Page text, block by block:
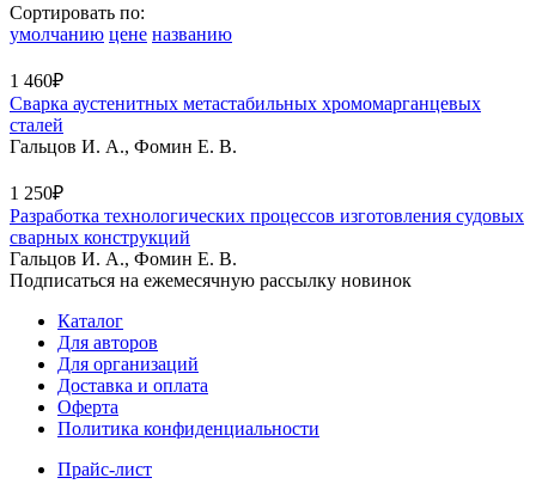
Сортировать по:
умолчанию цене названию
1 460₽
Сварка аустенитных метастабильных хромомарганцевых
сталей
Гальцов И. А., Фомин Е. В.
1 250₽
Разработка технологических процессов изготовления судовых
сварных конструкций
Гальцов И. А., Фомин Е. В.
Подписаться на ежемесячную рассылку новинок
Каталог
Для авторов
Для организаций
Доставка и оплата
Оферта
Политика конфиденциальности
Прайс-лист